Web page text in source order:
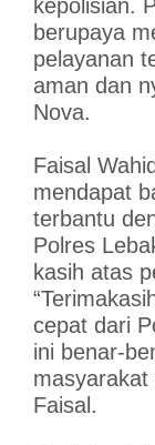
kepolisian.
berupaya
pelayanan
aman dan
Nova.
Faisal
mendapat
terbantu
Polres
kasih atas
cepat dari
ini benar-
masyarakat
Faisal.